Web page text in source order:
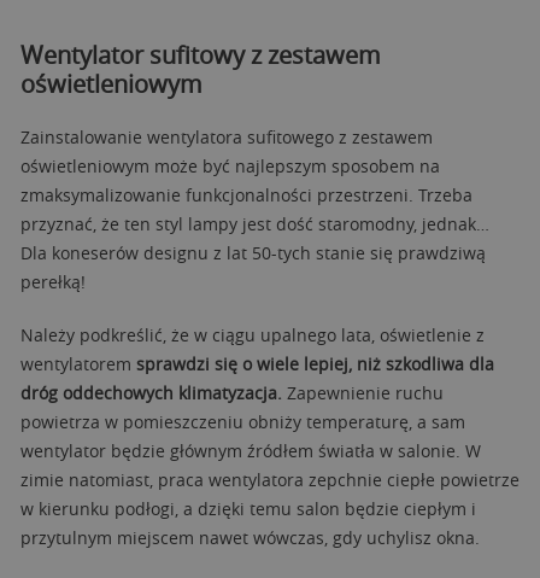
Wentylator sufitowy z zestawem
oświetleniowym
Zainstalowanie wentylatora sufitowego z zestawem
oświetleniowym może być najlepszym sposobem na
zmaksymalizowanie funkcjonalności przestrzeni. Trzeba
przyznać, że ten styl lampy jest dość staromodny, jednak…
Dla koneserów designu z lat 50-tych stanie się prawdziwą
perełką!
Należy podkreślić, że w ciągu upalnego lata, oświetlenie z
wentylatorem sprawdzi się o wiele lepiej, niż szkodliwa dla
dróg oddechowych klimatyzacja. Zapewnienie ruchu
powietrza w pomieszczeniu obniży temperaturę, a sam
wentylator będzie głównym źródłem światła w salonie. W
zimie natomiast, praca wentylatora zepchnie ciepłe powietrze
w kierunku podłogi, a dzięki temu salon będzie ciepłym i
przytulnym miejscem nawet wówczas, gdy uchylisz okna.